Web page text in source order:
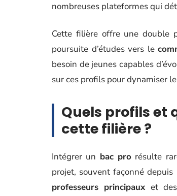
nombreuses plateformes qui
Cette filière offre une double
poursuite d’études vers le
besoin de jeunes capables
sur ces profils pour dynamiser
Quels profils et
cette filière ?
Intégrer un bac pro résulte
projet, souvent façonné
professeurs principaux et